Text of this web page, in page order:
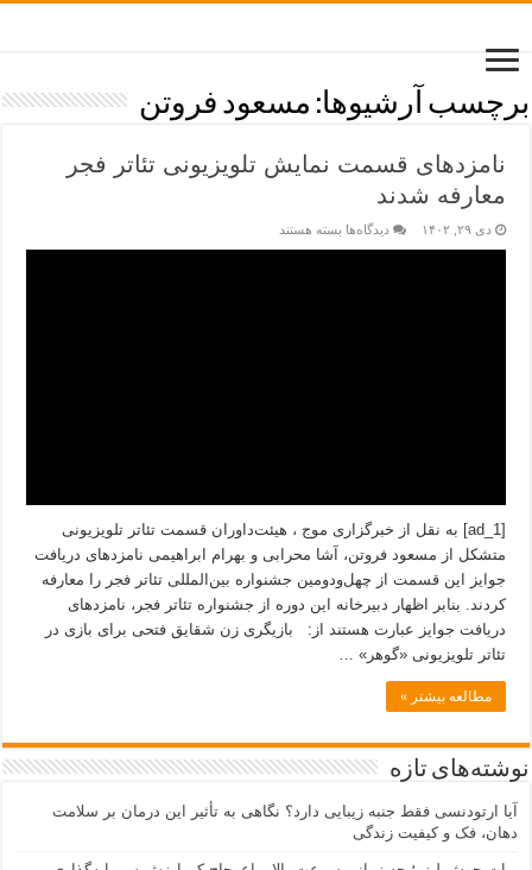
برچسب آرشیوها: مسعود فروتن
نامزدهای قسمت نمایش تلویزیونی تئاتر فجر
معارفه شدند
دی ۲۹, ۱۴۰۲ دیدگاه‌ها بسته هستند
[ad_1] به نقل از خبرگزاری موج ، هیئت‌داوران قسمت تئاتر تلویزیونی
متشکل از مسعود فروتن، آشا محرابی و بهرام ابراهیمی نامزدهای دریافت
جوایز این قسمت از چهل‌ودومین جشنواره بین‌المللی تئاتر فجر را معارفه
کردند. بنابر اظهار دبیرخانه‌ این دوره از جشنواره تئاتر فجر، نامزدهای
دریافت جوایز عبارت هستند از: بازیگری زن شقایق فتحی برای بازی در
تئاتر تلویزیونی «گوهر» …
مطالعه بیشتر »
نوشته‌های تازه
آیا ارتودنسی فقط جنبه زیبایی دارد؟ نگاهی به تأثیر این درمان بر سلامت
دهان، فک و کیفیت زندگی